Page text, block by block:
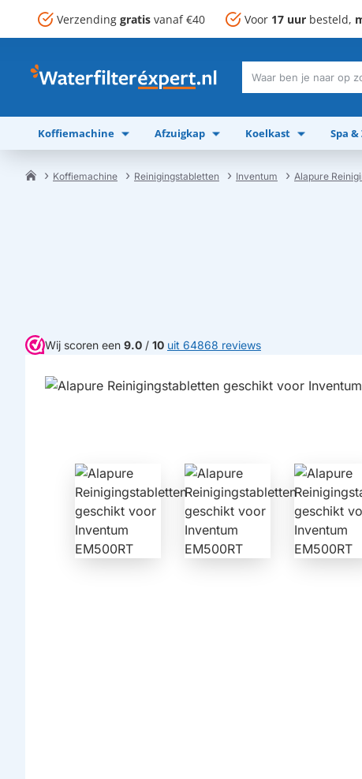
Verzending gratis vanaf €40 Voor 17 uur besteld,
Waar
je
naar
op
Koffiemachine Afzuigkap Koelkast Spa
Koffiemachine Reinigingstabletten Inventum Alapure
Wij scoren een 9.0 / 10 uit 64868 reviews